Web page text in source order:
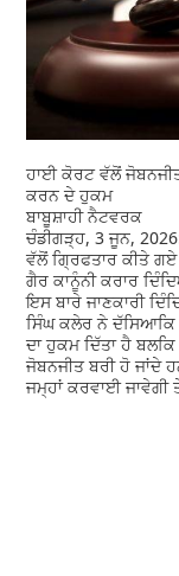
ਹਾਈ ਕੋਰਟ ਵੱਲੋਂ
ਕਰਨ ਦੇ ਹੁਕਮ
ਬਾਬੂਸ਼ਾਹੀ ਨੈਟਵਰਕ
ਚੰਡੀਗੜ੍ਹ, 3 ਜੂਨ,
ਵੱਲੋਂ ਗ੍ਰਿਫਤਾਰ ਕੀਤੇ
ਗੈਰ ਕਾਨੂੰਨੀ ਕਰਾਰ
ਇਸ ਬਾਰੇ ਜਾਣਕਾਰੀ
ਸਿੰਘ ਕਲੇਰ ਨੇ
ਦਾ ਹੁਕਮ ਦਿੱਤਾ ਹੈ
ਜੋਬਨਜੀਤ ਬਰੀ ਹੋ ਜਾਂਦੇ
ਜਮ੍ਹਾਂ ਕਰਵਾਈ